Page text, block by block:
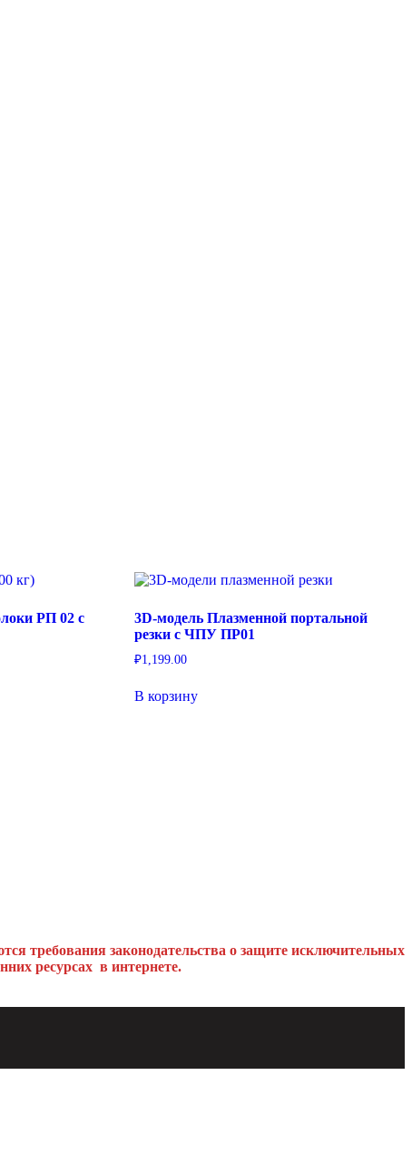
РП 02 с
3D-модель Плазменной портальной
резки с ЧПУ ПР01
₽1,199.00
В корзину
требования законодательства о защите исключительных
ресурсах в интернете.